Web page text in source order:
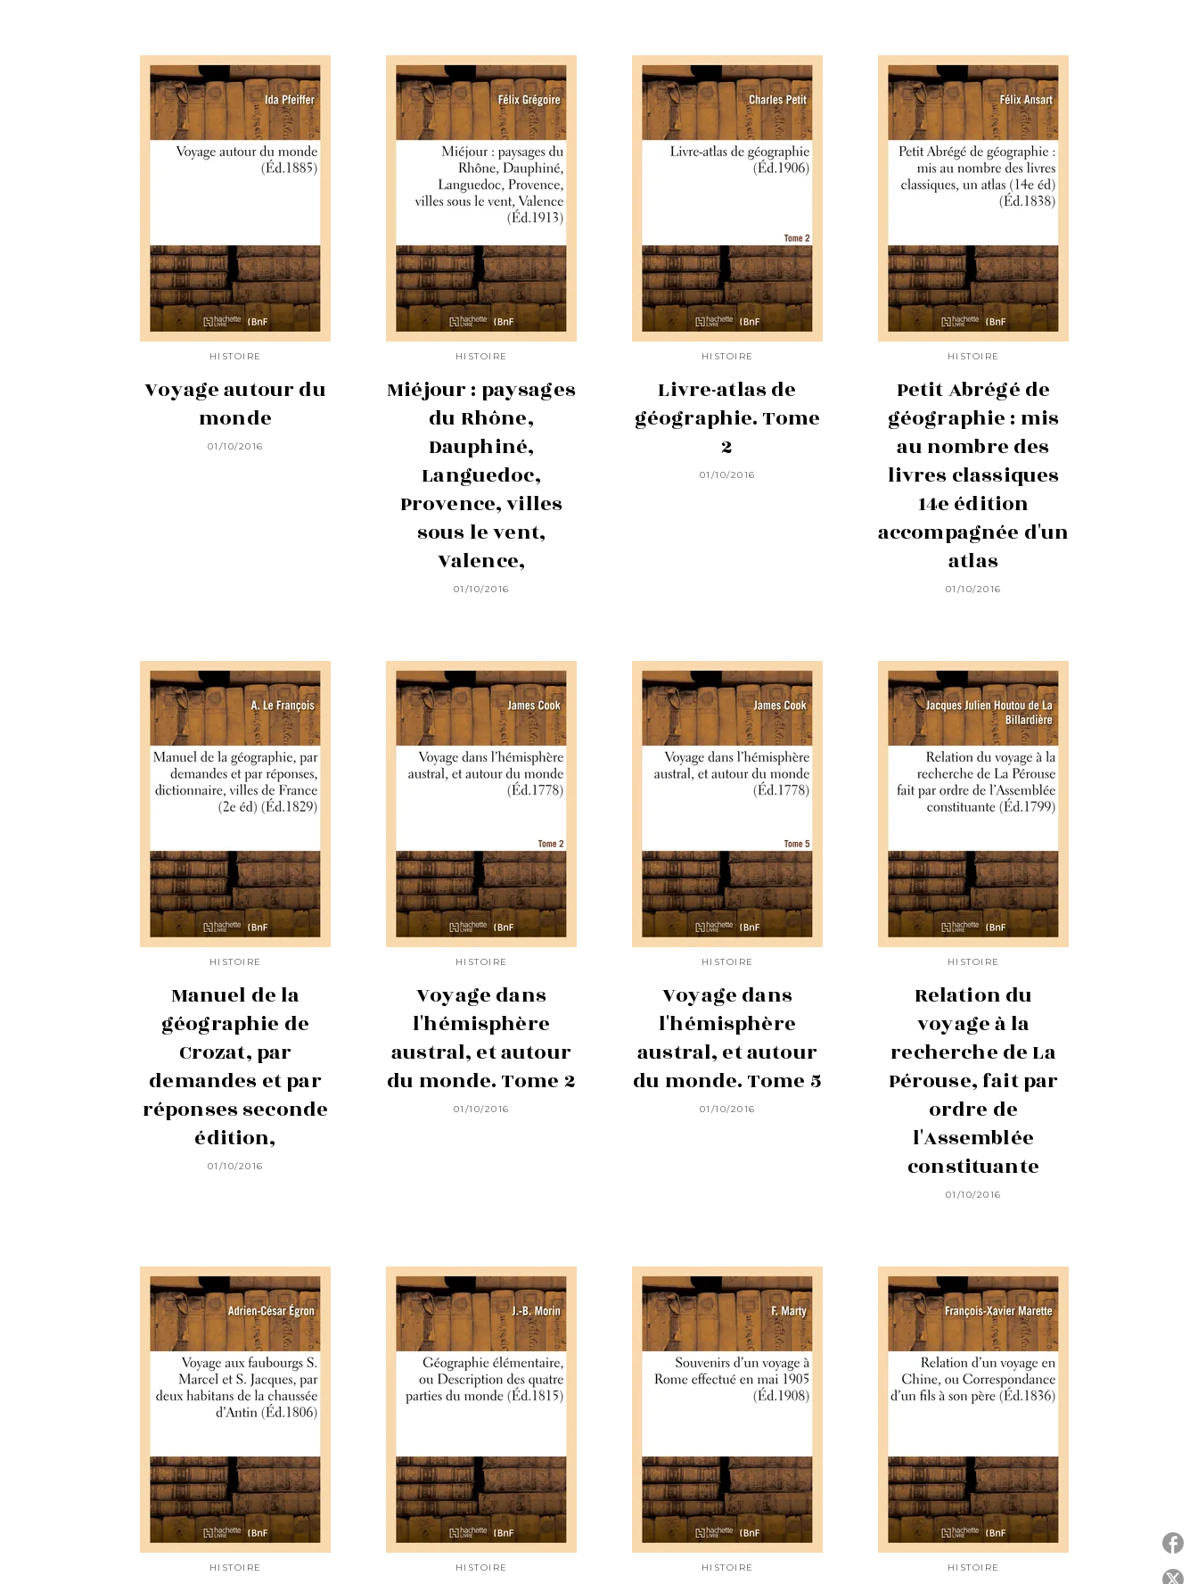
HISTOIRE
Voyage autour du
monde
01/10/2016
HISTOIRE
Miéjour : paysages
du Rhône,
Dauphiné,
Languedoc,
Provence, villes
sous le vent,
Valence,
01/10/2016
HISTOIRE
Livre-atlas de
géographie. Tome
2
01/10/2016
HISTOIRE
Petit Abrégé de
géographie : mis
au nombre des
livres classiques
14e édition
accompagnée d'un
atlas
01/10/2016
HISTOIRE
Manuel de la
géographie de
Crozat, par
demandes et par
réponses seconde
édition,
01/10/2016
HISTOIRE
Voyage dans
l'hémisphère
austral, et autour
du monde. Tome 2
01/10/2016
HISTOIRE
Voyage dans
l'hémisphère
austral, et autour
du monde. Tome 5
01/10/2016
HISTOIRE
Relation du
voyage à la
recherche de La
Pérouse, fait par
ordre de
l'Assemblée
constituante
01/10/2016
HISTOIRE HISTOIRE HISTOIRE HISTOIRE